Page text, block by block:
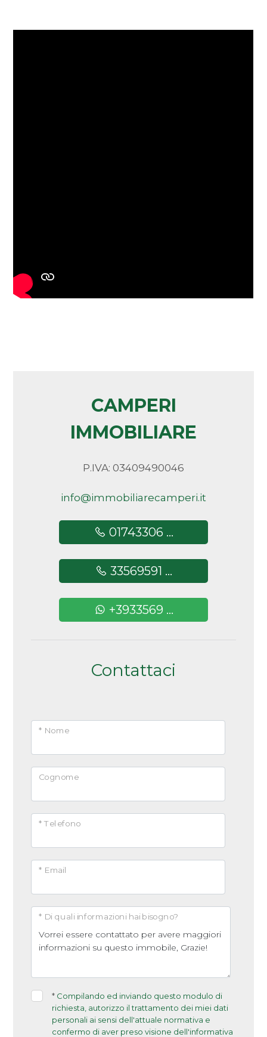
CAMPERI
IMMOBILIARE
P.IVA: 03409490046
info@immobiliarecamperi.it
01743306 ...
33569591 ...
+3933569 ...
Contattaci
* Nome
Cognome
* Telefono
* Email
* Di quali informazioni hai bisogno?
* Compilando ed inviando questo modulo di
richiesta, autorizzo il trattamento dei miei dati
personali ai sensi dell'attuale normativa e
confermo di aver preso visione dell'informativa